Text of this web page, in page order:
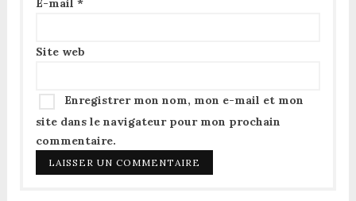
E-mail *
Site web
Enregistrer mon nom, mon e-mail et mon
site dans le navigateur pour mon prochain
commentaire.